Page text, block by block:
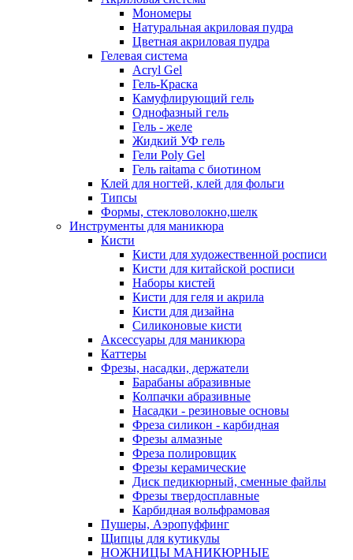
Мономеры
Натуральная акриловая пудра
Цветная акриловая пудра
Гелевая система
Acryl Gel
Гель-Краска
Камуфлирующий гель
Однофазный гель
Гель - желе
Жидкий УФ гель
Гели Poly Gel
Гель raitama с биотином
Клей для ногтей, клей для фольги
Типсы
Формы, стекловолокно,шелк
Инструменты для маникюра
Кисти
Кисти для художественной росписи
Кисти для китайской росписи
Наборы кистей
Кисти для геля и акрила
Кисти для дизайна
Силиконовые кисти
Аксессуары для маникюра
Каттеры
Фрезы, насадки, держатели
Барабаны абразивные
Колпачки абразивные
Насадки - резиновые основы
Фреза силикон - карбидная
Фрезы алмазные
Фреза полировщик
Фрезы керамические
Диск педикюрный, сменные файлы
Фрезы твердосплавные
Карбидная вольфрамовая
Пушеры, Аэропуффинг
Щипцы для кутикулы
НОЖНИЦЫ МАНИКЮРНЫЕ